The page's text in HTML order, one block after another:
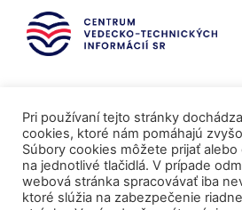
Pri používaní tejto stránky
cookies, ktoré nám pomáhajú
Súbory cookies môžete prijať
na jednotlivé tlačidlá. V prípade
webová stránka spracovávať iba
ktoré slúžia na zabezpečenie